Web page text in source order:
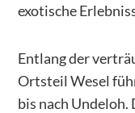
exotische
Entlang der
Ortsteil Wesel
bis nach